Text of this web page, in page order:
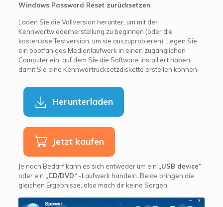
Windows Password Reset zurücksetzen
Laden Sie die Vollversion herunter, um mit der
Kennwortwiederherstellung zu beginnen (oder die
kostenlose Testversion, um sie auszuprobieren). Legen Sie
ein bootfähiges Medienlaufwerk in einen zugänglichen
Computer ein, auf dem Sie die Software installiert haben,
damit Sie eine Kennwortrücksetzdiskette erstellen können.
Herunterladen
Jetzt kaufen
Je nach Bedarf kann es sich entweder um ein „USB device“
oder ein „CD/DVD“ -Laufwerk handeln. Beide bringen die
gleichen Ergebnisse, also mach dir keine Sorgen.